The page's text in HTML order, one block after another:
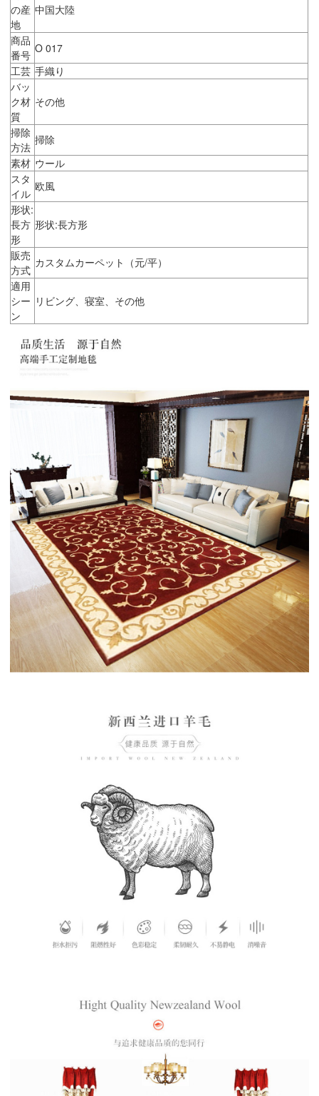
の産
地
中国大陸
商品
番号 O 017
工芸 手織り
バッ
ク材
質
その他
掃除
方法
掃除
素材 ウール
スタ
イル
欧風
形状:
長方
形
形状:長方形
販売
方式
カスタムカーペット（元/平）
適用
シー
ン
リビング、寝室、その他